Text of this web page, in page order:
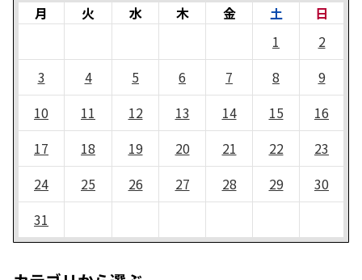
月 火 水 木 金 土
日
1
2
3
4 5 6 7 8
9
10
11 12 13 14 15
16
17
18 19 20 21 22
23
24
25 26 27 28 29
30
31